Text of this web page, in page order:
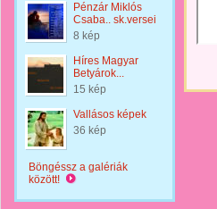
Pénzár Miklós
Csaba.. sk.versei
8 kép
Híres Magyar
Betyárok...
15 kép
Vallásos képek
36 kép
Böngéssz a galériák
között!